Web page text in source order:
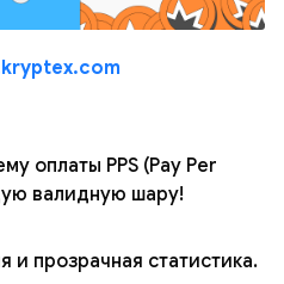
оплаты PPS (Pay Per
валидную шару!
и прозрачная статистика.